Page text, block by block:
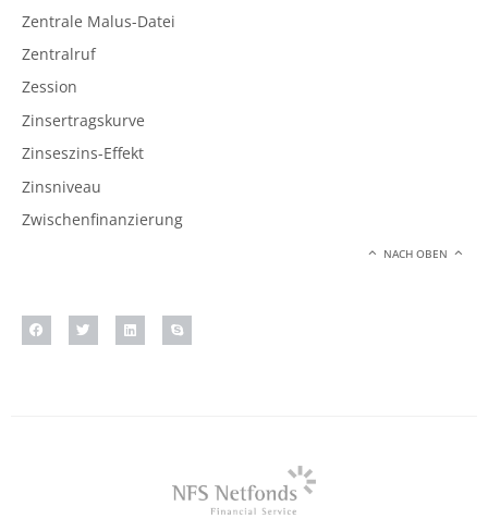
Zentrale Malus-Datei
Zentralruf
Zession
Zinsertragskurve
Zinseszins-Effekt
Zinsniveau
Zwischenfinanzierung
NACH OBEN